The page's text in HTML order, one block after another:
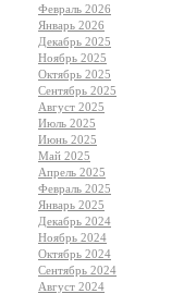
Февраль 2026
Январь 2026
Декабрь 2025
Ноябрь 2025
Октябрь 2025
Сентябрь 2025
Август 2025
Июль 2025
Июнь 2025
Май 2025
Апрель 2025
Февраль 2025
Январь 2025
Декабрь 2024
Ноябрь 2024
Октябрь 2024
Сентябрь 2024
Август 2024